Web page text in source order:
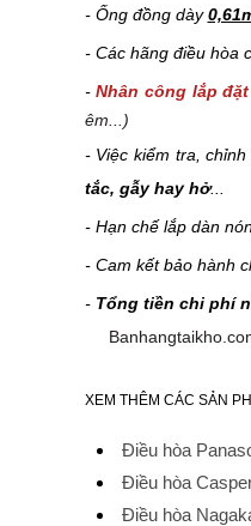
- Ống đồng dày
- Các hãng điều hòa
-Nhân công lắp
êm...)
- Việc kiểm tra,
tắc, gẫy hay hở...
- Hạn chế lắp dàn
- Cam kết bảo hành
- Tổng tiền chi phí
XEM THÊM CÁC SẢN
Điều hòa
Điều hòa
Điều hòa